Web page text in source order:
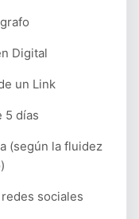
Digital
un Link
5 días
(según la fluidez
sociales